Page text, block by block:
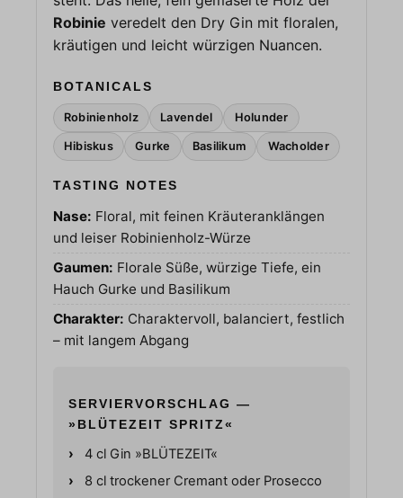
Robinie veredelt den Dry Gin mit floralen,
kräutigen und leicht würzigen Nuancen.
BOTANICALS
Robinienholz Lavendel Holunder
Hibiskus Gurke Basilikum Wacholder
TASTING NOTES
Nase: Floral, mit feinen Kräuteranklängen
und leiser Robinienholz-Würze
Gaumen: Florale Süße, würzige Tiefe, ein
Hauch Gurke und Basilikum
Charakter: Charaktervoll, balanciert, festlich
– mit langem Abgang
SERVIERVORSCHLAG —
»BLÜTEZEIT SPRITZ«
4 cl Gin »BLÜTEZEIT«
8 cl trockener Cremant oder Prosecco